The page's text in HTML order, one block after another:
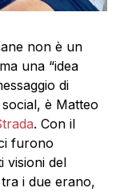
non è un
una “idea
di
è Matteo
. Con il
furono
visioni del
i due erano,